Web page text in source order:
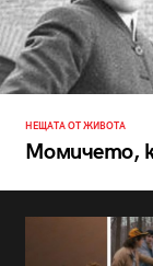
НЕЩАТА ОТ ЖИВОТА
Момичето,